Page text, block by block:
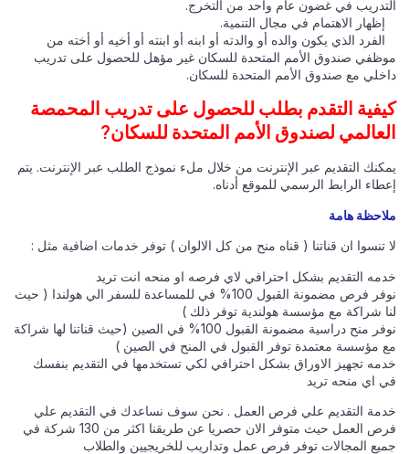
التدريب في غضون عام واحد من التخرج.
إظهار الاهتمام في مجال التنمية.
الفرد الذي يكون والده أو والدته أو ابنه أو ابنته أو أخيه أو أخته من
موظفي صندوق الأمم المتحدة للسكان غير مؤهل للحصول على تدريب
داخلي مع صندوق الأمم المتحدة للسكان.
كيفية التقدم بطلب للحصول على تدريب المحمصة
العالمي لصندوق الأمم المتحدة للسكان?
يمكنك التقديم عبر الإنترنت من خلال ملء نموذج الطلب عبر الإنترنت. يتم
إعطاء الرابط الرسمي للموقع أدناه.
ملاحظة هامة
لا تنسوا ان قناتنا ( قناه منح من كل الالوان ) توفر خدمات اضافية مثل :
خدمه التقديم بشكل احترافي لاي فرصه او منحه انت تريد
نوفر فرص مضمونة القبول 100% في للمساعدة للسفر الي هولندا ( حيث
لنا شراكة مع مؤسسة هولندية توفر ذلك )
نوفر منح دراسية مضمونة القبول 100% في الصين (حيث قناتنا لها شراكة
مع مؤسسة معتمدة توفر القبول في المنح في الصين )
خدمه تجهيز الاوراق بشكل احترافي لكي تستخدمها في التقديم بنفسك
في اي منحه تريد
خدمة التقديم علي فرص العمل . نحن سوف نساعدك في التقديم علي
فرص العمل حيث متوفر الان حصريا عن طريقنا اكثر من 130 شركة في
جميع المجالات توفر فرص عمل وتداريب للخريجيين والطلاب